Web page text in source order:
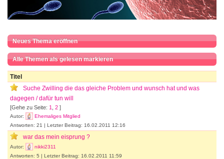
Neues Thema eröffnen
Alle Themen als gelesen markieren
Titel
Suche Zwilling die das gleiche Problem und wunsch hat und was
dagegen / dafür tun will
[Gehe zu Seite: 1 2 ]
Autor:
Ehemaliges Mitglied
Antworten: 21 | Letzter Beitrag: 16.02.2011 12:16
war das mein eisprung ?
Autor:
nikki2311
Antworten: 5 | Letzter Beitrag: 16.02.2011 11:59